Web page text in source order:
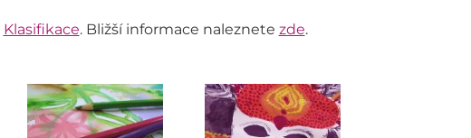
Klasifikace. Bližší informace naleznete zde.